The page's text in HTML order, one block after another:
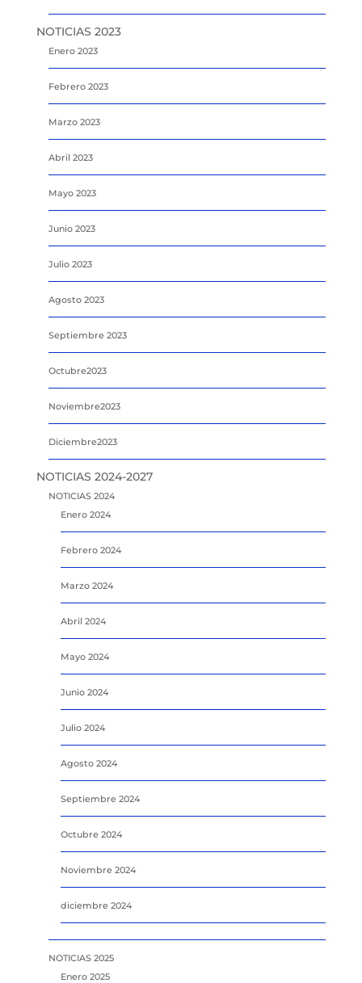
NOTICIAS 2023
Enero 2023
Febrero 2023
Marzo 2023
Abril 2023
Mayo 2023
Junio 2023
Julio 2023
Agosto 2023
Septiembre 2023
Octubre2023
Noviembre2023
Diciembre2023
NOTICIAS 2024-2027
NOTICIAS 2024
Enero 2024
Febrero 2024
Marzo 2024
Abril 2024
Mayo 2024
Junio 2024
Julio 2024
Agosto 2024
Septiembre 2024
Octubre 2024
Noviembre 2024
diciembre 2024
NOTICIAS 2025
Enero 2025